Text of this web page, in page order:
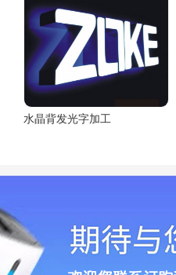
水晶背发光字加工